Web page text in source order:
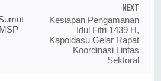
NEXT
Kesiapan Pengamanan
Idul Fitri 1439 H,
Kapoldasu Gelar Rapat
Koordinasi Lintas
Sektoral